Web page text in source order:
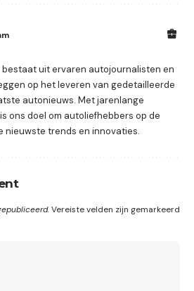
bestaat uit ervaren autojournalisten en
op het leveren van gedetailleerde
autonieuws. Met jarenlange
ons doel om autoliefhebbers op de
nieuwste trends en innovaties.
Vereiste velden zijn gemarkeerd